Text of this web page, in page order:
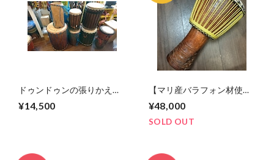
ドゥンドゥンの張りかえ・
¥14,500
【マリ産バラフォン材使
ムモデル（打面径33.5cm／
高さ62cm／重さ7.3kg）
¥48,000
SOLD OUT